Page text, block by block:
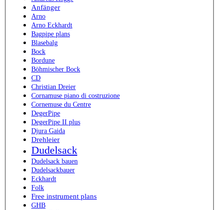
Anfänger
Arno
Arno Eckhardt
Bagpipe plans
Blasebalg
Bock
Bordune
Böhmischer Bock
CD
Christian Dreier
Cornamuse piano di costruzione
Cornemuse du Centre
DegerPipe
DegerPipe II plus
Djura Gaida
Drehleier
Dudelsack
Dudelsack bauen
Dudelsackbauer
Eckhardt
Folk
Free instrument plans
GHB